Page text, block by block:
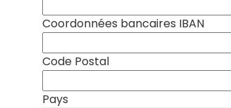
Coordonnées bancaires IBAN
Code Postal
Pays